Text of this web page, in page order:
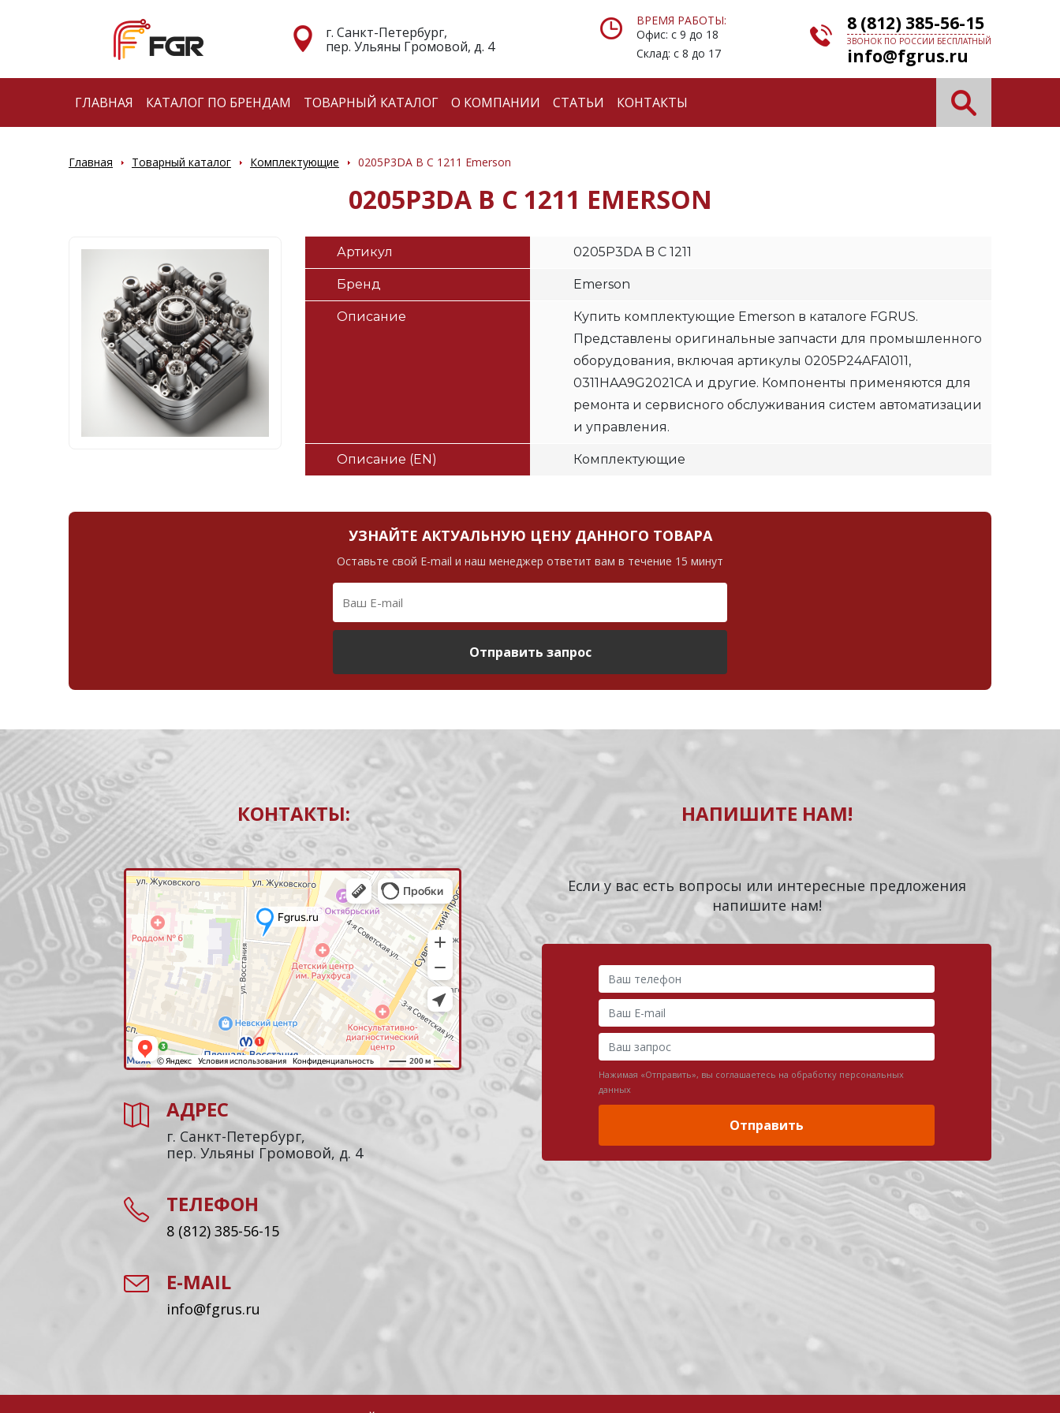
г. Санкт-Петербург,
пер. Ульяны Громовой, д. 4
ВРЕМЯ РАБОТЫ:
Офис: с 9 до 18
Склад: с 8 до 17
8 (812) 385-56-15
ЗВОНОК ПО РОССИИ БЕСПЛАТНЫЙ
info@fgrus.ru
ГЛАВНАЯ КАТАЛОГ ПО БРЕНДАМ ТОВАРНЫЙ КАТАЛОГ О КОМПАНИИ СТАТЬИ КОНТАКТЫ
Главная Товарный каталог Комплектующие 0205P3DA B C 1211 Emerson
0205P3DA B C 1211 EMERSON
Артикул 0205P3DA B C 1211
Бренд Emerson
Описание
Купить комплектующие Emerson в каталоге FGRUS.
Представлены оригинальные запчасти для промышленного
оборудования, включая артикулы 0205P24AFA1011,
0311HAA9G2021CA и другие. Компоненты применяются для
ремонта и сервисного обслуживания систем автоматизации
и управления.
Описание (EN) Комплектующие
УЗНАЙТЕ АКТУАЛЬНУЮ ЦЕНУ ДАННОГО ТОВАРА
Оставьте свой E-mail и наш менеджер ответит вам в течение 15 минут
Отправить запрос
КОНТАКТЫ:
АДРЕС
г. Санкт-Петербург,
пер. Ульяны Громовой, д. 4
ТЕЛЕФОН
8 (812) 385-56-15
E-MAIL
info@fgrus.ru
НАПИШИТЕ НАМ!
Если у вас есть вопросы или интересные предложения
напишите нам!
Нажимая «Отправить», вы соглашаетесь на обработку персональных
данных
Отправить